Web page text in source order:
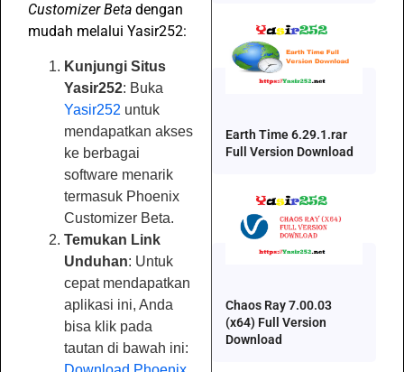
Customizer Beta dengan
mudah melalui Yasir252:
Kunjungi Situs
Yasir252: Buka
Yasir252 untuk
mendapatkan akses
ke berbagai
software menarik
termasuk Phoenix
Customizer Beta.
Temukan Link
Unduhan: Untuk
cepat mendapatkan
aplikasi ini, Anda
bisa klik pada
tautan di bawah ini:
Earth Time 6.29.1.rar
Full Version Download
Chaos Ray 7.00.03
(x64) Full Version
Download